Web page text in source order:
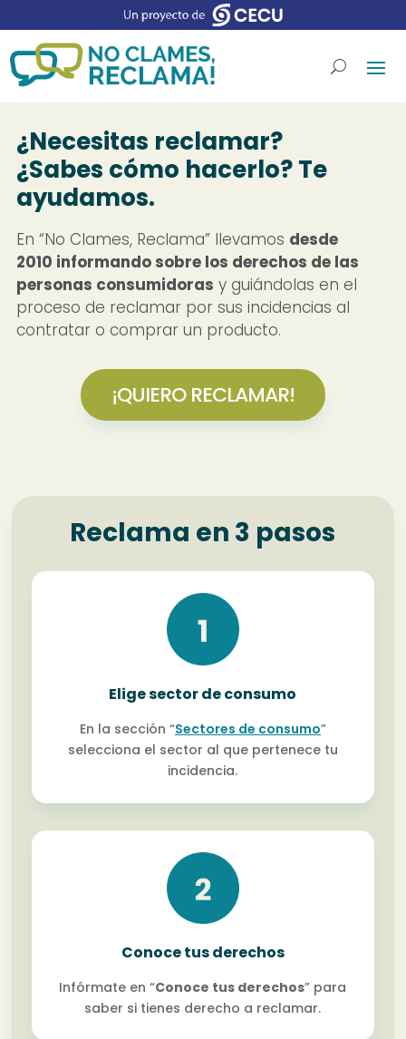
¿Necesitas reclamar?
¿Sabes cómo hacerlo? Te
ayudamos.
En “No Clames, Reclama” llevamos desde
2010 informando sobre los derechos de las
personas consumidoras y guiándolas en el
proceso de reclamar por sus incidencias al
contratar o comprar un producto.
¡QUIERO RECLAMAR!
Reclama en 3 pasos
Elige sector de consumo
En la sección “Sectores de consumo”
selecciona el sector al que pertenece tu
incidencia.
Conoce tus derechos
Infórmate en “Conoce tus derechos” para
saber si tienes derecho a reclamar.